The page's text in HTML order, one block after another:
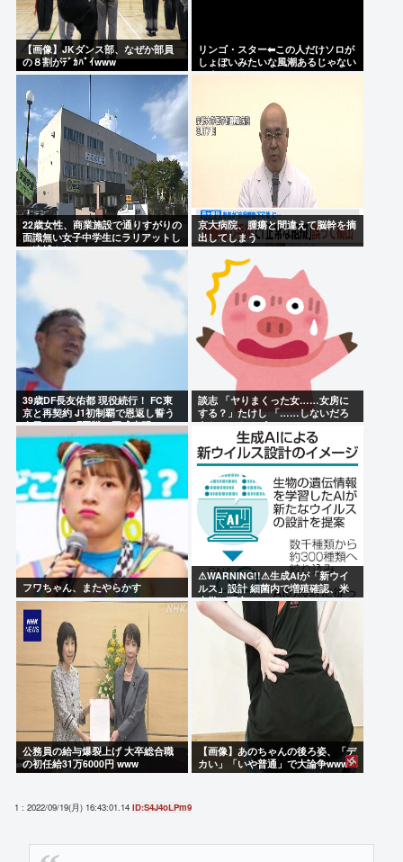
【画像】JKダンス部、なぜか部員
の８割がﾃﾞｶﾊﾟｲwww
リンゴ・スター⬅︎この人だけソロが
しょぼいみたいな風潮あるじゃない
ですか
22歳女性、商業施設で通りすがりの
面識無い女子中学生にラリアットし
て逮捕される
京大病院、腫瘍と間違えて脳幹を摘
出してしまう
39歳DF長友佑都 現役続行！ FC東
京と再契約 J1初制覇で恩返し誓う
今日ホーム町田戦で正式表明
談志 「ヤりまくった女……女房に
する？」たけし 「……しないだろ
うねぇ、やっぱ」
フワちゃん、またやらかす
⚠WARNING!!⚠生成AIが「新ウイ
ルス」設計 細菌内で増殖確認、米
大学が研究
公務員の給与爆裂上げ 大卒総合職
の初任給31万6000円 www
【画像】あのちゃんの後ろ姿、「デ
カい」「いや普通」で大論争www
1 : 2022/09/19(月) 16:43:01.14 ID:S4J4oLPm9